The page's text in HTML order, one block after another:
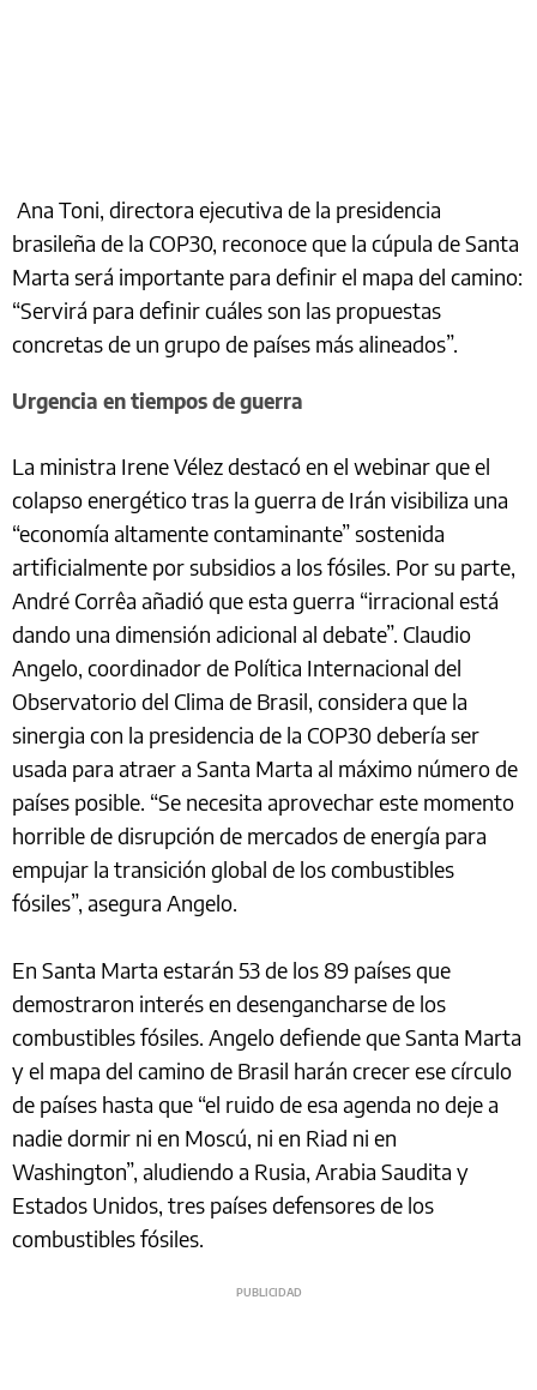
Ana Toni, directora ejecutiva de la presidencia
brasileña de la COP30, reconoce que la cúpula de Santa
Marta será importante para definir el mapa del camino:
“Servirá para definir cuáles son las propuestas
concretas de un grupo de países más alineados”.
Urgencia en tiempos de guerra
La ministra Irene Vélez destacó en el webinar que el
colapso energético tras la guerra de Irán visibiliza una
“economía altamente contaminante” sostenida
artificialmente por subsidios a los fósiles. Por su parte,
André Corrêa añadió que esta guerra “irracional está
dando una dimensión adicional al debate”. Claudio
Angelo, coordinador de Política Internacional del
Observatorio del Clima de Brasil, considera que la
sinergia con la presidencia de la COP30 debería ser
usada para atraer a Santa Marta al máximo número de
países posible. “Se necesita aprovechar este momento
horrible de disrupción de mercados de energía para
empujar la transición global de los combustibles
fósiles”, asegura Angelo.
En Santa Marta estarán 53 de los 89 países que
demostraron interés en desengancharse de los
combustibles fósiles. Angelo defiende que Santa Marta
y el mapa del camino de Brasil harán crecer ese círculo
de países hasta que “el ruido de esa agenda no deje a
nadie dormir ni en Moscú, ni en Riad ni en
Washington”, aludiendo a Rusia, Arabia Saudita y
Estados Unidos, tres países defensores de los
combustibles fósiles.